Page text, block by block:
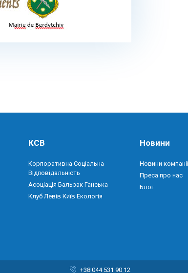
КСВ
Корпоративна Соціальна
Відповідальність
Асоціація Бальзак Ганська
Клуб Левів Київ Екологія
Новини
Новини компанії
Преса про нас
Блог
+38 044 531 90 12